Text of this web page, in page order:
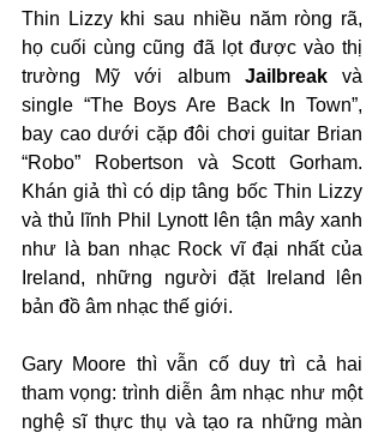
Thin Lizzy khi sau nhiều năm ròng rã,
họ cuối cùng cũng đã lọt được vào thị
trường Mỹ với album Jailbreak và
single “The Boys Are Back In Town”,
bay cao dưới cặp đôi chơi guitar Brian
“Robo” Robertson và Scott Gorham.
Khán giả thì có dịp tâng bốc Thin Lizzy
và thủ lĩnh Phil Lynott lên tận mây xanh
như là ban nhạc Rock vĩ đại nhất của
Ireland, những người đặt Ireland lên
bản đồ âm nhạc thế giới.
Gary Moore thì vẫn cố duy trì cả hai
tham vọng: trình diễn âm nhạc như một
nghệ sĩ thực thụ và tạo ra những màn